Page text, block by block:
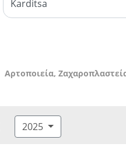
Αρτοποιεία,
2025